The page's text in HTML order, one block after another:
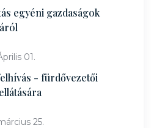
egyéni gazdaságok
01.
- fürdővezetői
25.